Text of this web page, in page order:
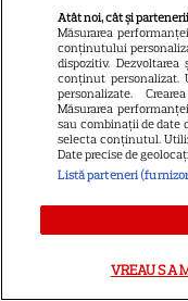
Atât noi, cât și
Măsurarea
conținutului
dispozitiv.
conținut personalizat.
personalizate.
Măsurarea
sau combinații de date
selecta conținutul.
Date precise de
Listă parteneri
VREAU SA